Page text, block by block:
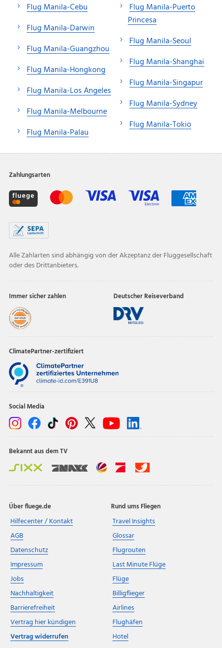
Flug Manila-Cebu
Flug Manila-Darwin
Flug Manila-Guangzhou
Flug Manila-Hongkong
Flug Manila-Los Angeles
Flug Manila-Melbourne
Flug Manila-Palau
Flug Manila-Puerto
Princesa
Flug Manila-Seoul
Flug Manila-Shanghai
Flug Manila-Singapur
Flug Manila-Sydney
Flug Manila-Tokio